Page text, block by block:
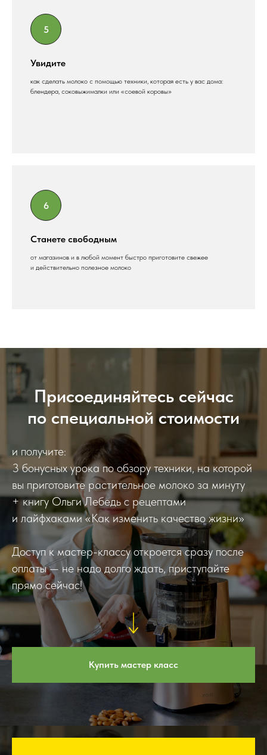
Увидите
как сделать молоко с помощью техники, которая есть у вас дома:
блендера, соковыжималки или «соевой коровы»
Станете свободным
от магазинов и в любой момент быстро приготовите свежее
и действительно полезное молоко
Присоединяйтесь сейчас
по специальной стоимости
и получите:
3 бонусных урока по обзору техники, на которой
вы приготовите растительное молоко за минуту
+ книгу Ольги Лебедь с рецептами
и лайфхаками «Как изменить качество жизни»
Доступ к мастер-классу откроется сразу после
оплаты — не надо долго ждать, приступайте
прямо сейчас!
Купить мастер класс